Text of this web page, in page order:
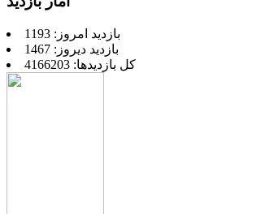
بازدید امروز: 1193
بازدید دیروز: 1467
کل بازدیدها: 4166203